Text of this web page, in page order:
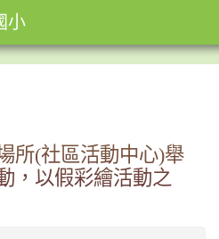
所(社區活動中心)舉
，以假彩繪活動之
小